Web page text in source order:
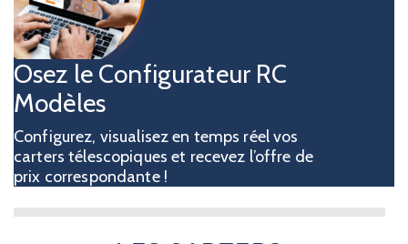
Osez le Configurateur RC
Modèles
Configurez, visualisez en temps réel vos
carters télescopiques et recevez l’offre de
prix correspondante !